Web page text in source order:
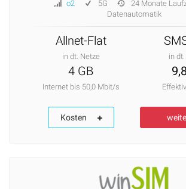
o2 5G
24 Monate
Datenautomatik
Allnet-Flat
in dt. Netze in
4 GB
Internet bis 50,0 Mbit/s
Kosten